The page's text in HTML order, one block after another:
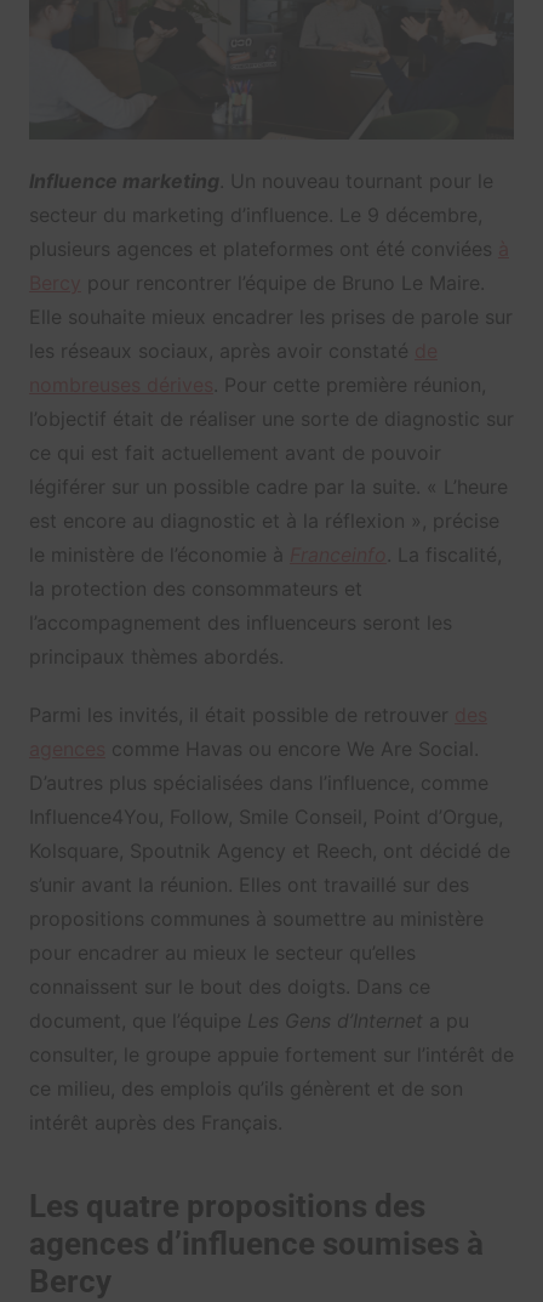
Influence marketing . Un nouveau tournant pour le
secteur du marketing d’influence. Le 9 décembre,
plusieurs agences et plateformes ont été conviées
pour rencontrer l’équipe de Bruno Le Maire.
Elle souhaite mieux encadrer les prises de parole sur
les réseaux sociaux, après avoir constaté
. Pour cette première réunion,
l’objectif était de réaliser une sorte de diagnostic sur
ce qui est fait actuellement avant de pouvoir
légiférer sur un possible cadre par la suite. « L’heure
est encore au diagnostic et à la réflexion », précise
le ministère de l’économie à
. La fiscalité,
la protection des consommateurs et
l’accompagnement des influenceurs seront les
principaux thèmes abordés.
Parmi les invités, il était possible de retrouver
comme Havas ou encore We Are Social.
D’autres plus spécialisées dans l’influence, comme
Influence4You, Follow, Smile Conseil, Point d’Orgue,
Kolsquare, Spoutnik Agency et Reech, ont décidé de
s’unir avant la réunion. Elles ont travaillé sur des
propositions communes à soumettre au ministère
pour encadrer au mieux le secteur qu’elles
connaissent sur le bout des doigts. Dans ce
document, que l’équipe Les Gens d’Internet a pu
consulter, le groupe appuie fortement sur l’intérêt de
ce milieu, des emplois qu’ils génèrent et de son
intérêt auprès des Français.
Les quatre propositions des
agences d’influence soumises à
Bercy